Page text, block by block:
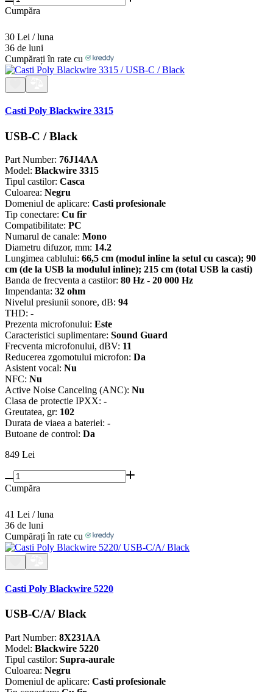
Cumpăra
30 Lei / luna
36 de luni
Cumpărați în rate cu
Casti Poly Blackwire 3315
USB-C / Black
Part Number: 76J14AA
Model: Blackwire 3315
Tipul castilor: Casca
Culoarea: Negru
Domeniul de aplicare: Casti profesionale
Tip conectare: Cu fir
Compatibilitate: PC
Numarul de canale: Mono
Diametru difuzor, mm: 14.2
Lungimea cablului: 66,5 cm (modul inline la setul cu casca); 90
cm (de la USB la modulul inline); 215 cm (total USB la casti)
Banda de frecventa a castilor: 80 Hz - 20 000 Hz
Impendanta: 32 ohm
Nivelul presiunii sonore, dB: 94
THD: -
Prezenta microfonului: Este
Caracteristici suplimentare: Sound Guard
Frecventa microfonului, dBV: 11
Reducerea zgomotului microfon: Da
Asistent vocal: Nu
NFC: Nu
Active Noise Canceling (ANC): Nu
Clasa de protectie IPXX: -
Greutatea, gr: 102
Durata de viaеa a bateriei: -
Butoane de control: Da
849 Lei
Cumpăra
41 Lei / luna
36 de luni
Cumpărați în rate cu
Casti Poly Blackwire 5220
USB-C/A/ Black
Part Number: 8X231AA
Model: Blackwire 5220
Tipul castilor: Supra-aurale
Culoarea: Negru
Domeniul de aplicare: Casti profesionale